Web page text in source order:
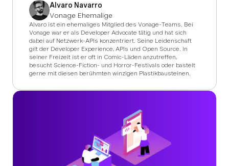
Alvaro Navarro
Vonage Ehemalige
Alvaro ist ein ehemaliges Mitglied des Vonage-Teams. Bei
Vonage war er als Developer Advocate tätig und hat sich
dabei auf Netzwerk-APIs konzentriert. Seine Leidenschaft
gilt der Developer Experience, APIs und Open Source. In
seiner Freizeit ist er oft in Comic-Läden anzutreffen,
besucht Science-Fiction- und Horror-Festivals oder bastelt
gerne mit diesen berühmten winzigen Plastikbausteinen.